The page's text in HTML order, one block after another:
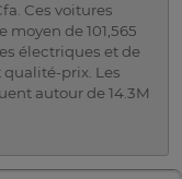
Ces voitures
de 101,565
électriques et de
prix. Les
autour de 14.3M